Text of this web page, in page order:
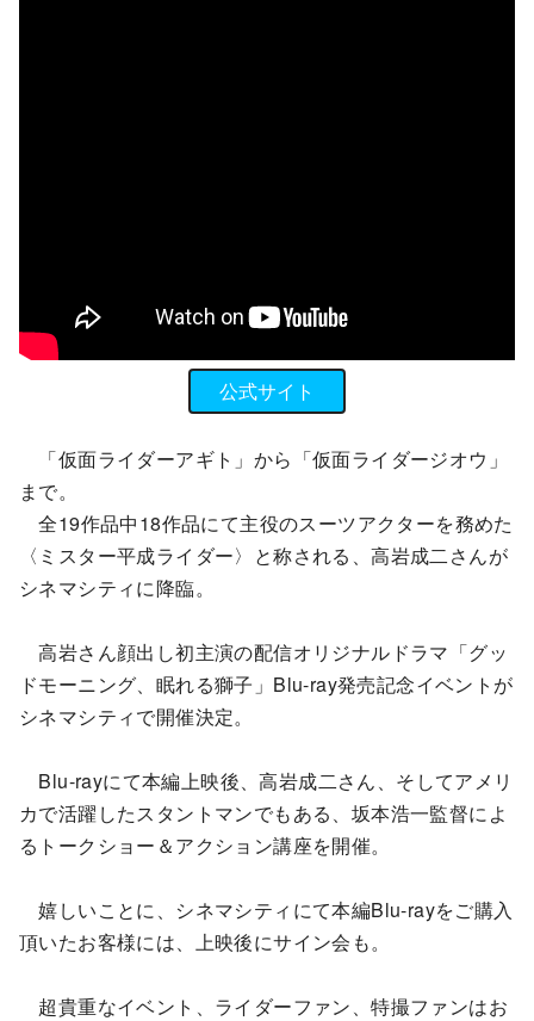
公式サイト
「仮面ライダーアギト」から「仮面ライダージオウ」
まで。
全19作品中18作品にて主役のスーツアクターを務めた
〈ミスター平成ライダー〉と称される、高岩成二さんが
シネマシティに降臨。
高岩さん顔出し初主演の配信オリジナルドラマ「グッ
ドモーニング、眠れる獅子」Blu-ray発売記念イベントが
シネマシティで開催決定。
Blu-rayにて本編上映後、高岩成二さん、そしてアメリ
カで活躍したスタントマンでもある、坂本浩一監督によ
るトークショー＆アクション講座を開催。
嬉しいことに、シネマシティにて本編Blu-rayをご購入
頂いたお客様には、上映後にサイン会も。
超貴重なイベント、ライダーファン、特撮ファンはお